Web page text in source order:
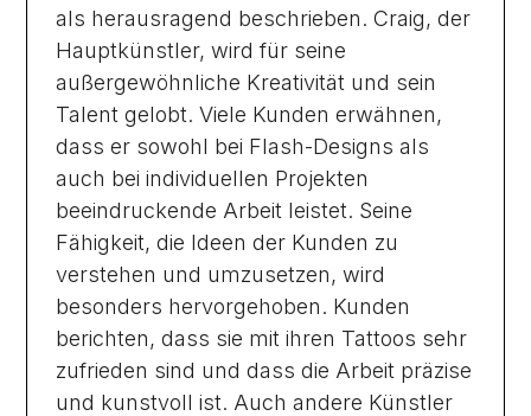
als herausragend beschrieben. Craig, der
Hauptkünstler, wird für seine
außergewöhnliche Kreativität und sein
Talent gelobt. Viele Kunden erwähnen,
dass er sowohl bei Flash-Designs als
auch bei individuellen Projekten
beeindruckende Arbeit leistet. Seine
Fähigkeit, die Ideen der Kunden zu
verstehen und umzusetzen, wird
besonders hervorgehoben. Kunden
berichten, dass sie mit ihren Tattoos sehr
zufrieden sind und dass die Arbeit präzise
und kunstvoll ist. Auch andere Künstler